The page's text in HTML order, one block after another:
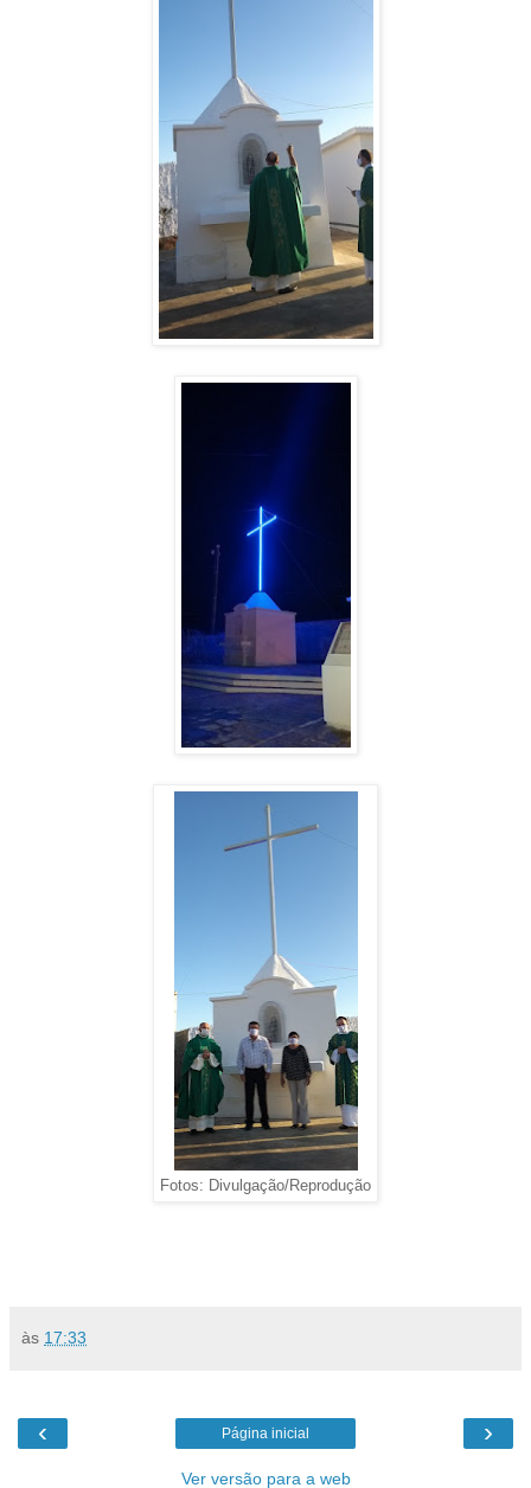
Fotos: Divulgação/Reprodução
às 17:33
‹ ›
Página inicial
Ver versão para a web